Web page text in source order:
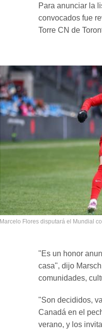
Para anunciar la
convocados fue
Torre CN de
Marcelo Flores disputará el Mundial
"Es un honor
casa", dijo
comunidades,
"Son decididos,
Canadá en el
verano, y los